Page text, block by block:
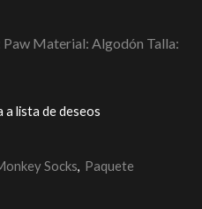
Material: Algodón Talla:
a lista de deseos
Socks, Paquete